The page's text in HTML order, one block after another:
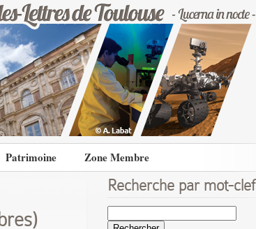
Patrimoine Zone Membre
Recherche par mot-clef